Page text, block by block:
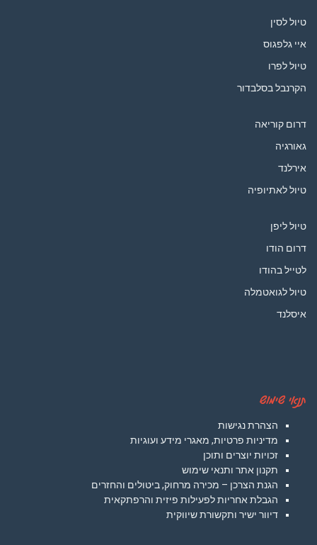
טיול לסין
איי גלפגוס
טיול לפרו
הקרנבל בסלבדור
דרום קוריאה
גאורגיה
אירלנד
טיול לאתיופיה
טיול ליפן
דרום הודו
לטייל בהודו
טיול לגואטמלה
איסלנד
תנאי שימוש
הצהרת נגישות
מדיניות פרטיות, מאגרי מידע ועוגיות
זכויות יוצרים ותוכן
תקנון אתר ותנאי שימוש
הגנת הצרכן – מכירה מרחוק, ביטולים והחזרים
הגבלת אחריות לפעילות פיזית והרפתקאית
דיוור ישיר ותקשורת שיווקית